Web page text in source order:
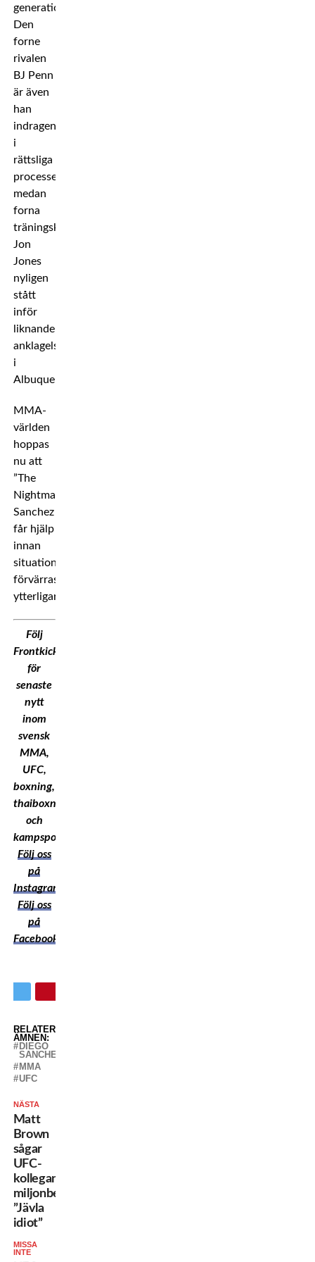
generation.
Den
forne
rivalen
BJ Penn
är även
han
indragen
i
rättsliga
processer,
medan
forna
träningskamraten
Jon
Jones
nyligen
stått
inför
liknande
anklagelser
i
Albuquerque.
MMA-
världen
hoppas
nu att
”The
Nightmare”
Sanchez
får hjälp
innan
situationen
förvärras
ytterligare.
Följ
Frontkick.Online
för
senaste
nytt
inom
svensk
MMA,
UFC,
boxning,
thaiboxning
och
kampsport!
Följ oss
på
Instagram
Följ oss
på
Facebook
RELATERADE
ÄMNEN:
DIEGO
SANCHEZ
MMA
UFC
NÄSTA
Matt
Brown
sågar
UFC-
kollegans
miljonbeslut:
”Jävla
idiot”
MISSA
INTE